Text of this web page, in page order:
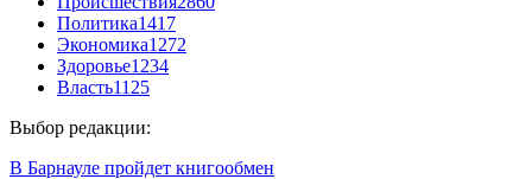
Политика1417
Экономика1272
Здоровье1234
Власть1125
Выбор редакции:
В Барнауле пройдет книгообмен